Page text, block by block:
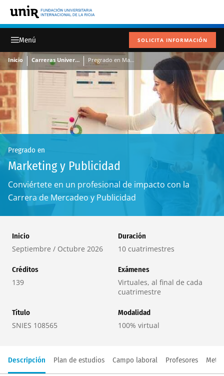
SOLICITA INFORMACIÓN
Inicio Carreras Universitarias Pregrado en Marketing y Publicidad
Pregrado en
Marketing y Publicidad
Conviértete en un profesional de impacto con la
Carrera de Mercadeo y Publicidad
Inicio
Septiembre / Octubre 2026
Duración
10 cuatrimestres
Créditos
139
Exámenes
Virtuales, al final de cada
cuatrimestre
Título
SNIES 108565
Modalidad
100% virtual
Descripción Plan de estudios Campo laboral Profesores